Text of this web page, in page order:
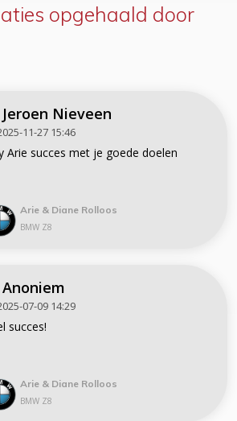
opgehaald door
Jeroen Nieveen
11-27 15:46
Arie succes met je goede doelen
Arie & Diane Rolloos
BMW Z8
Anoniem
07-09 14:29
succes!
Arie & Diane Rolloos
BMW Z8